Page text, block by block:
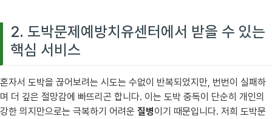
2. 도박문제예방치유센터에서 받을 수 있는
핵심 서비스
혼자서 도박을 끊어보려는 시도는 수없이 반복되었지만, 번번이 실패하
며 더 깊은 절망감에 빠뜨리곤 합니다. 이는 도박 중독이 단순히 개인의
강한 의지만으로는 극복하기 어려운 질병이기 때문입니다. 저희 도박문